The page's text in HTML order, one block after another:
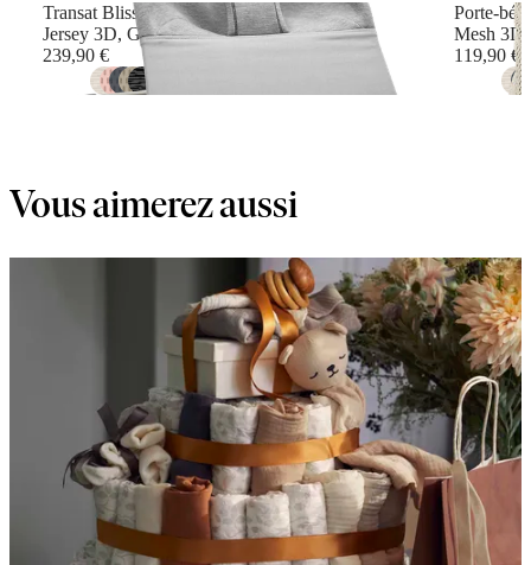
Transat Bliss
Jersey 3D, Gris clair
239,90 €
Porte-
Mesh
119,90 €
Vous aimerez aussi